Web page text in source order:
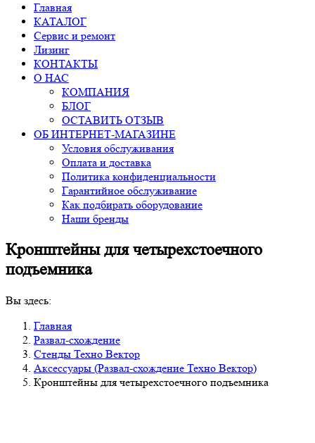
Главная
КАТАЛОГ
Сервис и ремонт
Лизинг
КОНТАКТЫ
О НАС
КОМПАНИЯ
БЛОГ
ОСТАВИТЬ ОТЗЫВ
ОБ ИНТЕРНЕТ-МАГАЗИНЕ
Условия обслуживания
Оплата и доставка
Политика конфиденциальности
Гарантийное обслуживание
Как подбирать оборудование
Наши бренды
Кронштейны для четырехстоечного
подъемника
Вы здесь:
Главная
Развал-схождение
Стенды Техно Вектор
Аксессуары (Развал-схождение Техно Вектор)
Кронштейны для четырехстоечного подъемника